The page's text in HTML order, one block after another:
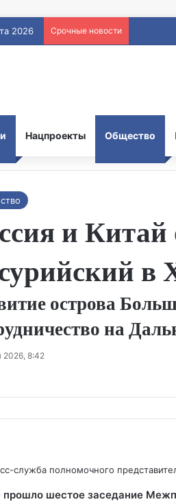
2026 Срочные новости
Нацпроекты Общество
и Китай
в
острова
на
2026, 8:42
служба полномочного
прошло шестое заседание